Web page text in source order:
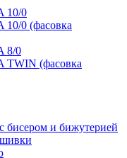
10/0
10/0 (фасовка
8/0
TWIN (фасовка
бисером и бижутерией